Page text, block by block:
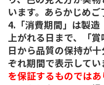
います。あらかじめご
4.「消費期間」は製
上がれる日まで、「賞
日から品質の保持が
ぞれ期間で表示してい
を保証するものではあ